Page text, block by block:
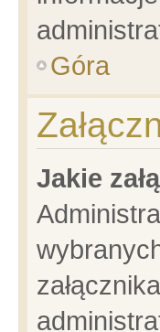
Góra
Jakie